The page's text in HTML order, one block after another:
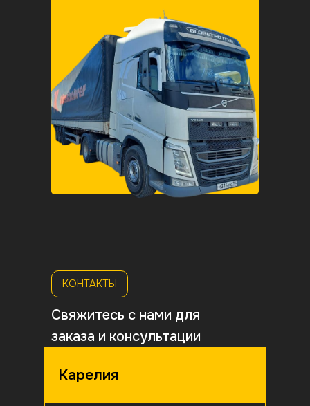
Свяжитесь с нами для
заказа и консультации
КОНТАКТЫ
Карелия
Карелия